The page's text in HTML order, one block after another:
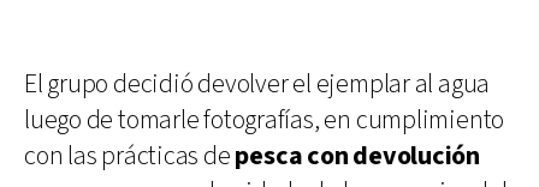
El grupo decidió devolver el ejemplar al agua
luego de tomarle fotografías, en cumplimiento
con las prácticas depesca con devolución